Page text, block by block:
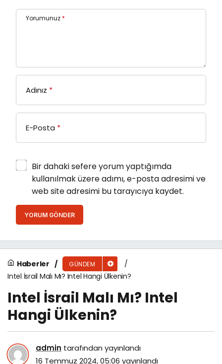
Yorumunuz *
Adınız *
E-Posta *
Bir dahaki sefere yorum yaptığımda
kullanılmak üzere adımı, e-posta adresimi ve
web site adresimi bu tarayıcıya kaydet.
YORUM GÖNDER
Haberler GÜNDEM
Intel İsrail Malı Mı? Intel Hangi Ülkenin?
Intel İsrail Malı Mı? Intel
Hangi Ülkenin?
admin tarafından yayınlandı
16 Temmuz 2024, 05:06 yayınlandı